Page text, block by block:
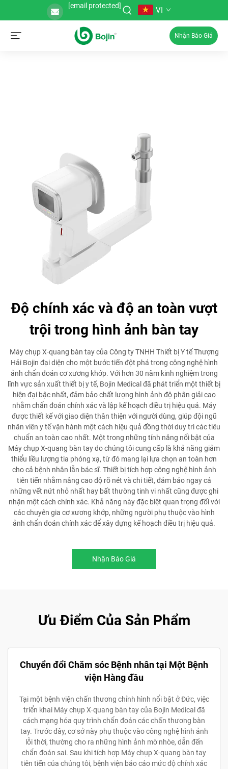
[email protected] VI
Nhận Báo Giá
Độ chính xác và độ an toàn vượt
trội trong hình ảnh bàn tay
Máy chụp X-quang bàn tay của Công ty TNHH Thiết bị Y tế Thượng
Hải Bojin đại diện cho một bước tiến đột phá trong công nghệ hình
ảnh chẩn đoán cơ xương khớp. Với hơn 30 năm kinh nghiệm trong
lĩnh vực sản xuất thiết bị y tế, Bojin Medical đã phát triển một thiết bị
hiện đại bậc nhất, đảm bảo chất lượng hình ảnh độ phân giải cao
nhằm chẩn đoán chính xác và lập kế hoạch điều trị hiệu quả. Máy
được thiết kế với giao diện thân thiện với người dùng, giúp đội ngũ
nhân viên y tế vận hành một cách hiệu quả đồng thời duy trì các tiêu
chuẩn an toàn cao nhất. Một trong những tính năng nổi bật của
Máy chụp X-quang bàn tay do chúng tôi cung cấp là khả năng giảm
thiểu liều lượng tia phóng xạ, từ đó mang lại lựa chọn an toàn hơn
cho cả bệnh nhân lẫn bác sĩ. Thiết bị tích hợp công nghệ hình ảnh
tiên tiến nhằm nâng cao độ rõ nét và chi tiết, đảm bảo ngay cả
những vết nứt nhỏ nhất hay bất thường tinh vi nhất cũng được ghi
nhận một cách chính xác. Khả năng này đặc biệt quan trọng đối với
các chuyên gia cơ xương khớp, những người phụ thuộc vào hình
ảnh chẩn đoán chính xác để xây dựng kế hoạch điều trị hiệu quả.
Nhận Báo Giá
Ưu Điểm Của Sản Phẩm
Chuyển đổi Chăm sóc Bệnh nhân tại Một Bệnh
viện Hàng đầu
Tại một bệnh viện chấn thương chỉnh hình nổi bật ở Đức, việc
triển khai Máy chụp X-quang bàn tay của Bojin Medical đã
cách mạng hóa quy trình chẩn đoán các chấn thương bàn
tay. Trước đây, cơ sở này phụ thuộc vào công nghệ hình ảnh
lỗi thời, thường cho ra những hình ảnh mờ nhòe, dẫn đến
chẩn đoán sai. Sau khi tích hợp Máy chụp X-quang bàn tay
tiên tiến của chúng tôi, bệnh viện báo cáo mức độ chính xác